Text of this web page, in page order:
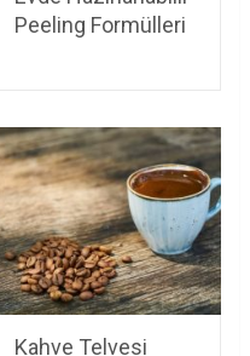
Peeling Formülleri
Kahve Telvesi